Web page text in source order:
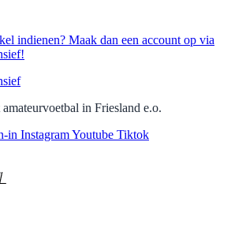
indienen? Maak dan een account op via
in Friesland e.o.
in InstagramYoutube Tiktok